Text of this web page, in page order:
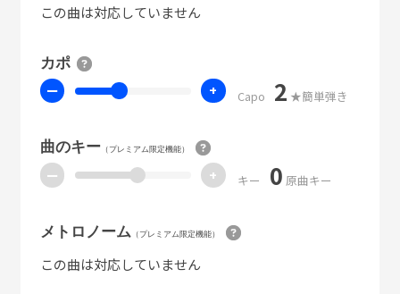
この曲は対応していません
カポ
ー + Capo 2 ★簡単弾き
曲のキー（プレミアム限定機能）
ー + キー 0 原曲キー
メトロノーム （プレミアム限定機能）
この曲は対応していません